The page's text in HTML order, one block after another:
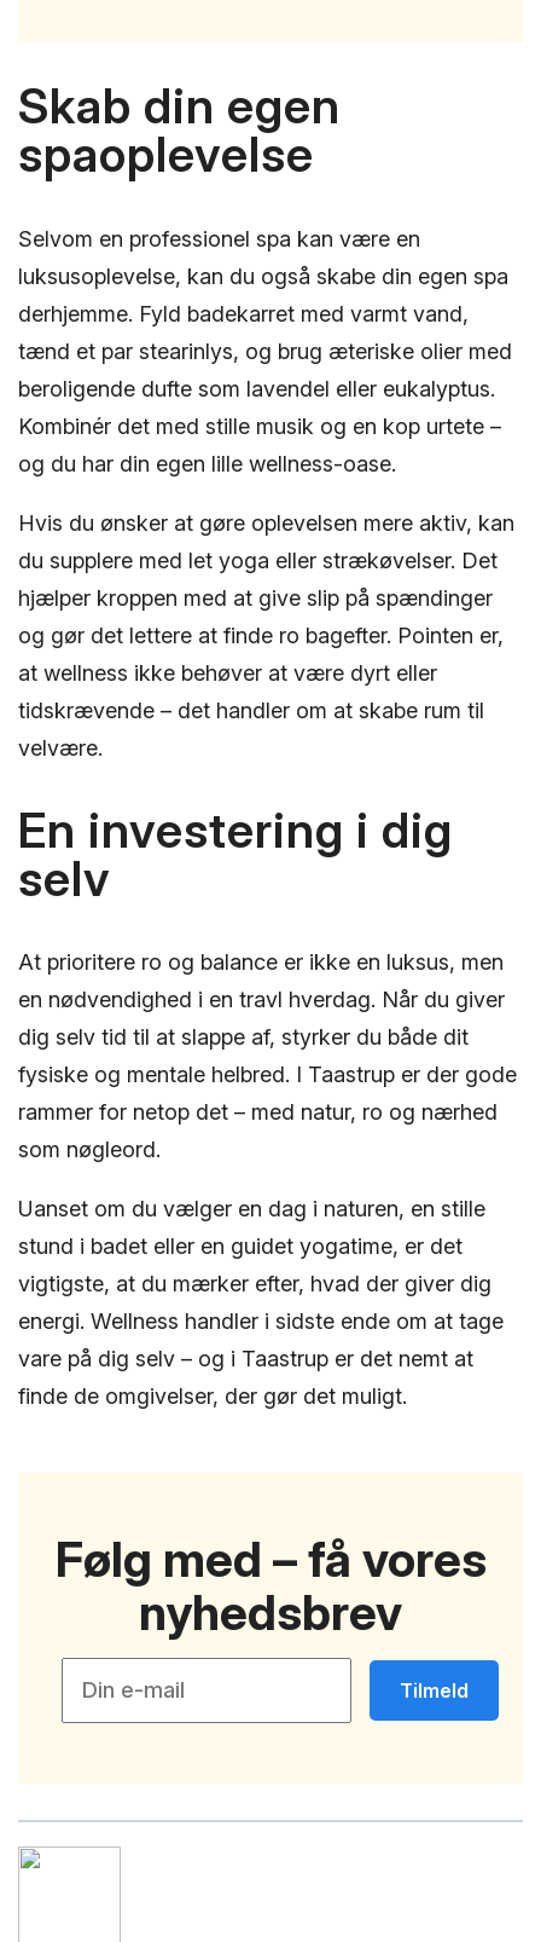
Skab din egen
spaoplevelse
Selvom en professionel spa kan være en
luksusoplevelse, kan du også skabe din egen spa
derhjemme. Fyld badekarret med varmt vand,
tænd et par stearinlys, og brug æteriske olier med
beroligende dufte som lavendel eller eukalyptus.
Kombinér det med stille musik og en kop urtete –
og du har din egen lille wellness-oase.
Hvis du ønsker at gøre oplevelsen mere aktiv, kan
du supplere med let yoga eller strækøvelser. Det
hjælper kroppen med at give slip på spændinger
og gør det lettere at finde ro bagefter. Pointen er,
at wellness ikke behøver at være dyrt eller
tidskrævende – det handler om at skabe rum til
velvære.
En investering i dig
selv
At prioritere ro og balance er ikke en luksus, men
en nødvendighed i en travl hverdag. Når du giver
dig selv tid til at slappe af, styrker du både dit
fysiske og mentale helbred. I Taastrup er der gode
rammer for netop det – med natur, ro og nærhed
som nøgleord.
Uanset om du vælger en dag i naturen, en stille
stund i badet eller en guidet yogatime, er det
vigtigste, at du mærker efter, hvad der giver dig
energi. Wellness handler i sidste ende om at tage
vare på dig selv – og i Taastrup er det nemt at
finde de omgivelser, der gør det muligt.
Følg med – få vores
nyhedsbrev
Tilmeld